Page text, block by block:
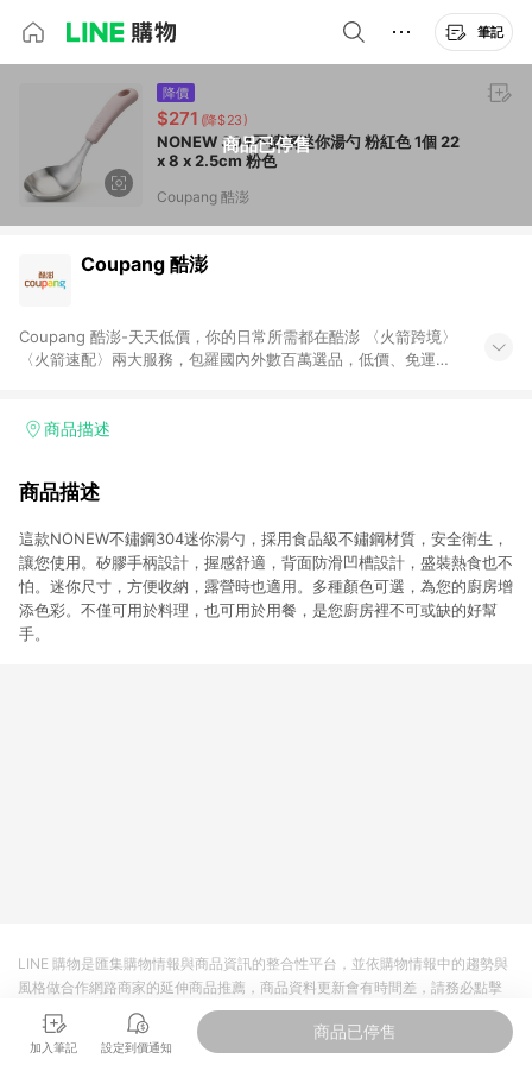
筆記
商品已停售
降價
$271 (降$23)
NONEW 304不鏽鋼迷你湯勺 粉紅色 1個 22
x 8 x 2.5cm 粉色
Coupang 酷澎
Coupang 酷澎
Coupang 酷澎-天天低價，你的日常所需都在酷澎 〈火箭跨境〉
〈火箭速配〉兩大服務，包羅國內外數百萬選品，低價、免運，
加入WOW會員告別湊免運，火箭速配、火箭跨境優質選品不限金
商品描述
商品描述
這款NONEW不鏽鋼304迷你湯勺，採用食品級不鏽鋼材質，安全衛生，
讓您使用。矽膠手柄設計，握感舒適，背面防滑凹槽設計，盛裝熱食也不
怕。迷你尺寸，方便收納，露營時也適用。多種顏色可選，為您的廚房增
添色彩。不僅可用於料理，也可用於用餐，是您廚房裡不可或缺的好幫
手。
加入筆記 設定到價通知
商品已停售
LINE 購物是匯集購物情報與商品資訊的整合性平台，並依購物情報中的趨勢與
風格做合作網路商家的延伸商品推薦，商品資料更新會有時間差，請務必點擊
商品至各合作網路商家，確認現售價與購物條件，一切資訊以合作廠商網頁為
準。